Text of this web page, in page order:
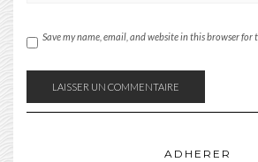
Save my name, email, and website in this browser for
ADHERER